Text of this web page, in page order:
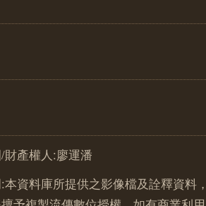
財產權人:廖運潘
本資料庫所提供之影像檔及詮釋資料